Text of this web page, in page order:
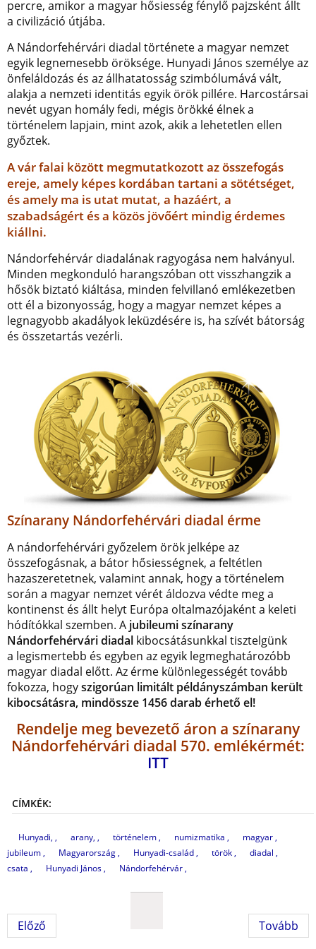
percre, amikor a magyar hősiesség fénylő pajzsként állt
a civilizáció útjába.
A Nándorfehérvári diadal története a magyar nemzet
egyik legnemesebb öröksége. Hunyadi János személye az
önfeláldozás és az állhatatosság szimbólumává vált,
alakja a nemzeti identitás egyik örök pillére. Harcostársai
nevét ugyan homály fedi, mégis örökké élnek a
történelem lapjain, mint azok, akik a lehetetlen ellen
győztek.
A vár falai között megmutatkozott az összefogás
ereje, amely képes kordában tartani a sötétséget,
és amely ma is utat mutat, a hazáért, a
szabadságért és a közös jövőért mindig érdemes
kiállni.
Nándorfehérvár diadalának ragyogása nem halványul.
Minden megkonduló harangszóban ott visszhangzik a
hősök biztató kiáltása, minden felvillanó emlékezetben
ott él a bizonyosság, hogy a magyar nemzet képes a
legnagyobb akadályok leküzdésére is, ha szívét bátorság
és összetartás vezérli.
Színarany Nándorfehérvári diadal érme
A nándorfehérvári győzelem örök jelképe az
összefogásnak, a bátor hősiességnek, a feltétlen
hazaszeretetnek, valamint annak, hogy a történelem
során a magyar nemzet vérét áldozva védte meg a
kontinenst és állt helyt Európa oltalmazójaként a keleti
hódítókkal szemben. A jubileumi színarany
Nándorfehérvári diadal kibocsátásunkkal tisztelgünk
a legismertebb és egyben az egyik legmeghatározóbb
magyar diadal előtt. Az érme különlegességét tovább
fokozza, hogyszigorúan limitált példányszámban került
kibocsátásra, mindössze 1456 darab érhető el!
Rendelje meg bevezető áron a színarany
Nándorfehérvári diadal 570. emlékérmét:
ITT
CÍMKÉK:
Hunyadi, arany, történelem numizmatika
magyar
jubileum
Magyarország Hunyadi-család török
diadal
csata
Hunyadi János Nándorfehérvár
Előző Tovább